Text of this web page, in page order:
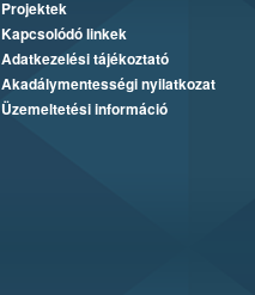
Projektek
Kapcsolódó linkek
Adatkezelési tájékoztató
Akadálymentességi nyilatkozat
Üzemeltetési információ